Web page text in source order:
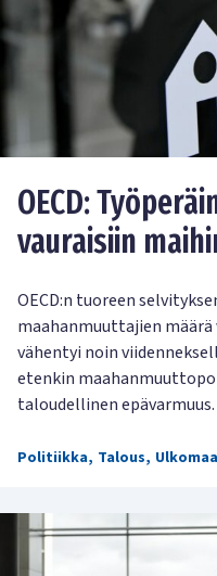
OECD:
vauraisiin
OECD:n tuoreen
maahanmuuttajien
vähentyi noin
etenkin
taloudellinen epävarmuus.
Politiikka, Talous,